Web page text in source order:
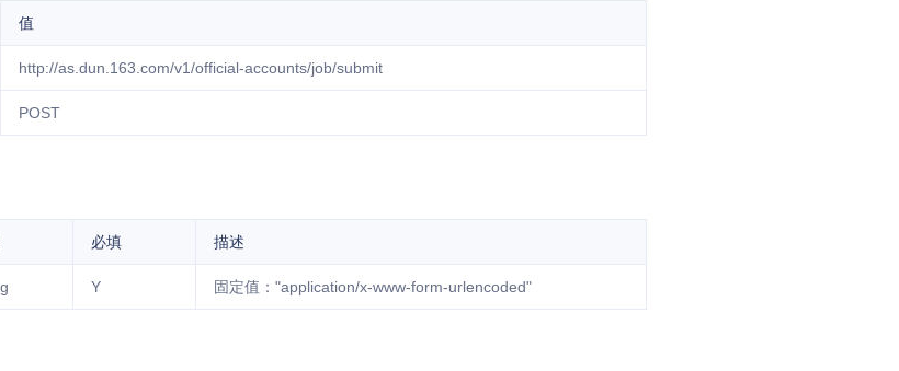
值
http://as.dun.163.com/v1/official-accounts/job/submit
POST
必填 描述
Y 固定值："application/x-www-form-urlencoded"